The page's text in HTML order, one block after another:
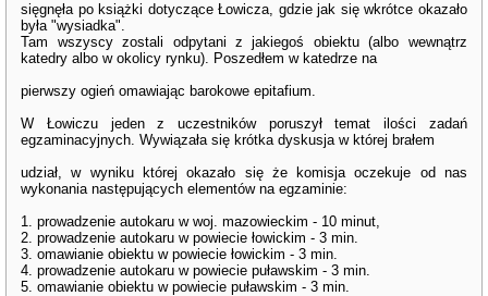
sięgnęła po książki dotyczące Łowicza, gdzie jak się wkrótce okazało
była "wysiadka".
Tam wszyscy zostali odpytani z jakiegoś obiektu (albo wewnątrz
katedry albo w okolicy rynku). Poszedłem w katedrze na
pierwszy ogień omawiając barokowe epitafium.
W Łowiczu jeden z uczestników poruszył temat ilości zadań
egzaminacyjnych. Wywiązała się krótka dyskusja w której brałem
udział, w wyniku której okazało się że komisja oczekuje od nas
wykonania następujących elementów na egzaminie:
1. prowadzenie autokaru w woj. mazowieckim - 10 minut,
2. prowadzenie autokaru w powiecie łowickim - 3 min.
3. omawianie obiektu w powiecie łowickim - 3 min.
4. prowadzenie autokaru w powiecie puławskim - 3 min.
5. omawianie obiektu w powiecie puławskim - 3 min.